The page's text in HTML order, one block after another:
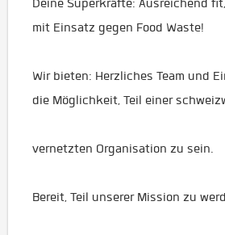
mit Einsatz gegen Food Waste!
Wir bieten: Herzliches Team und
die Möglichkeit, Teil einer
vernetzten Organisation zu sein.
Bereit, Teil unserer Mission zu